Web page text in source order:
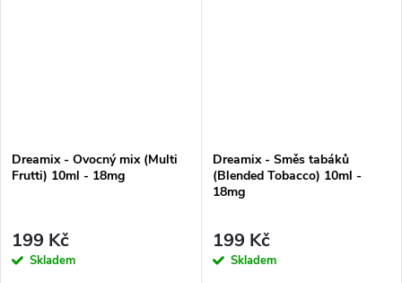
Dreamix - Ovocný mix (Multi
Frutti) 10ml - 18mg
199 Kč
Skladem
Dreamix - Směs tabáků
(Blended Tobacco) 10ml -
18mg
199 Kč
Skladem